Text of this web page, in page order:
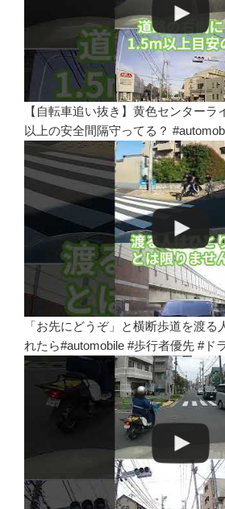
【自転車追い抜き】黄色センターラ
以上の安全間隔守ってる？
「お先にどうぞ」と横断歩道を渡る
れたら#automobile #歩行者優先 #ド